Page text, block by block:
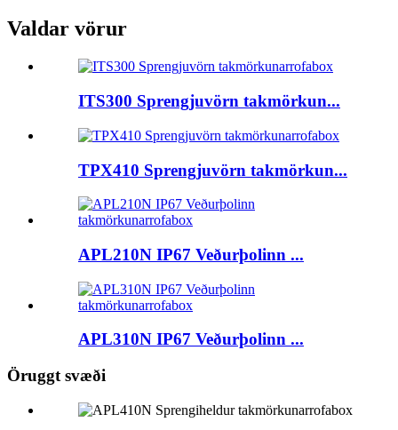
Valdar vörur
ITS300 Sprengjuvörn takmörkun...
TPX410 Sprengjuvörn takmörkun...
APL210N IP67 Veðurþolinn ...
APL310N IP67 Veðurþolinn ...
Öruggt svæði